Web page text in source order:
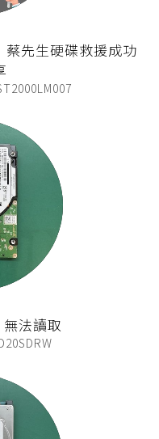
蔡先生硬碟救援成功
法讀取